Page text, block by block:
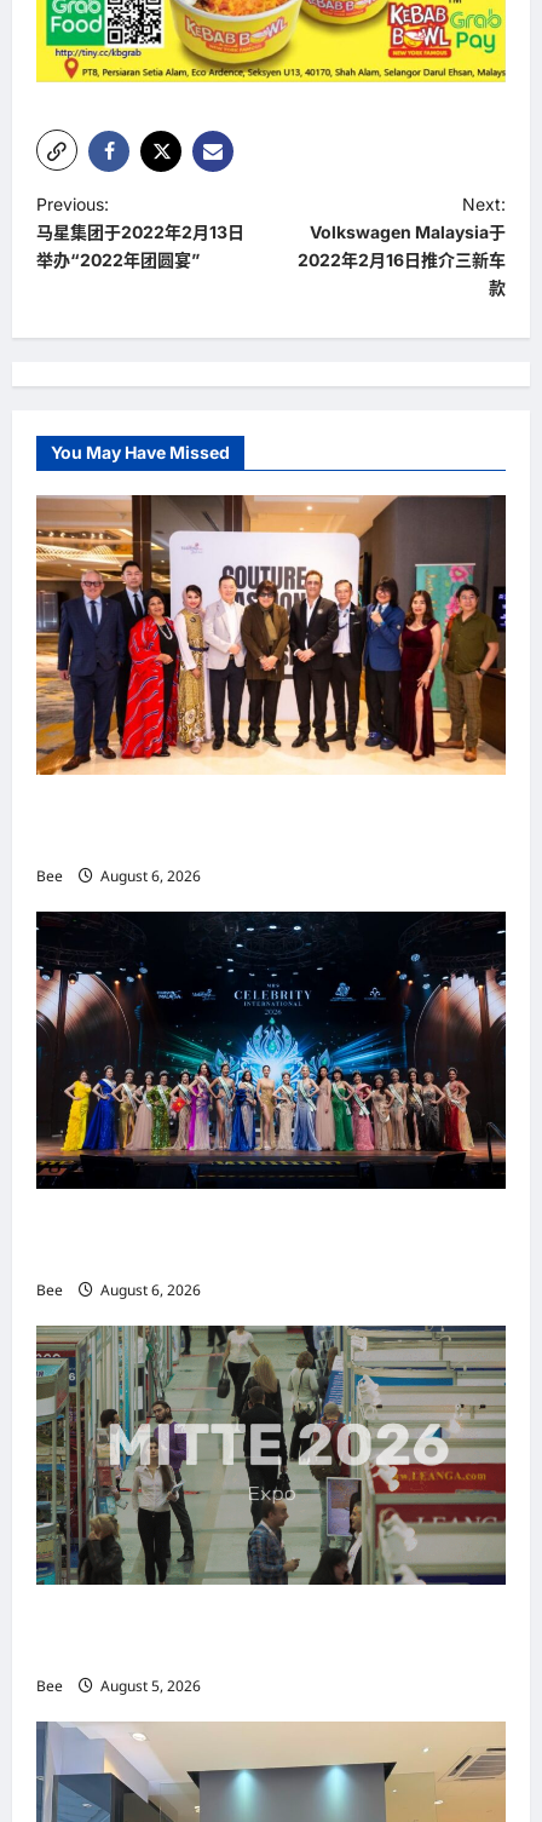
P
o
a
v
i
g
a
t
i
o
n
Previous:
马星集团于2022年2月13日
举办“2022年团圆宴”
Next:
Volkswagen Malaysia于
2022年2月16日推介三新车
款
You May Have Missed
Bee August 6, 2026
Bee August 6, 2026
Bee August 5, 2026